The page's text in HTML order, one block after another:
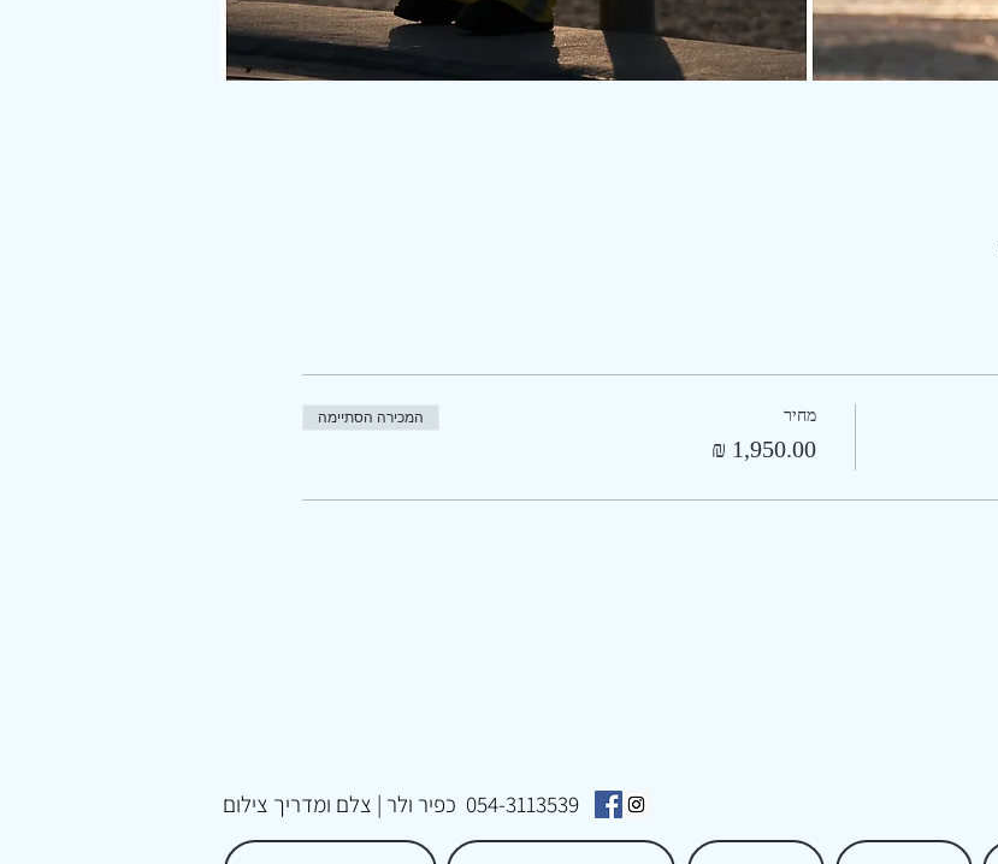
מחיר המכירה הסתיימה
כפיר ולר | צלם ומדריך צילום 054-3113539